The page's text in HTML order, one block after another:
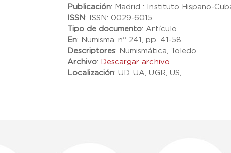
Publicación: Madrid : Instituto Hispano-
ISSN:
ISSN: 0029-6015
Tipo de documento:Artículo
En: Numisma, nº 241, pp. 41-58.
Descriptores: Numismática, Toledo
Archivo: Descargar archivo
Localización:UD, UA, UGR, US,